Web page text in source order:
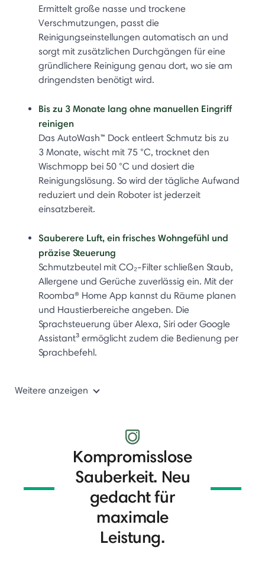
Ermittelt große nasse und trockene
Verschmutzungen, passt die
Reinigungseinstellungen automatisch an und
sorgt mit zusätzlichen Durchgängen für eine
gründlichere Reinigung genau dort, wo sie am
dringendsten benötigt wird.
Bis zu 3 Monate lang ohne manuellen Eingriff
reinigen
Das AutoWash™ Dock entleert Schmutz bis zu
3 Monate, wischt mit 75 °C, trocknet den
Wischmopp bei 50 °C und dosiert die
Reinigungslösung. So wird der tägliche Aufwand
reduziert und dein Roboter ist jederzeit
einsatzbereit.
Sauberere Luft, ein frisches Wohngefühl und
präzise Steuerung
Schmutzbeutel mit CO₂-Filter schließen Staub,
Allergene und Gerüche zuverlässig ein. Mit der
Roomba® Home App kannst du Räume planen
und Haustierbereiche angeben. Die
Sprachsteuerung über Alexa, Siri oder Google
Assistant³ ermöglicht zudem die Bedienung per
Sprachbefehl.
Weitere anzeigen
Kompromisslose
Sauberkeit. Neu
gedacht für
maximale
Leistung.